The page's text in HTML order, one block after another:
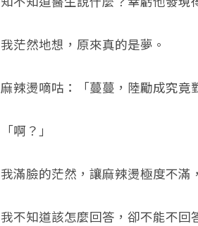
我茫然地想，原來真的是夢。
麻辣燙嘀咕：「蔓蔓，陸勵成究竟
「啊？」
我滿臉的茫然，讓麻辣燙極度不滿
我不知道該怎麼回答，卻不能不回